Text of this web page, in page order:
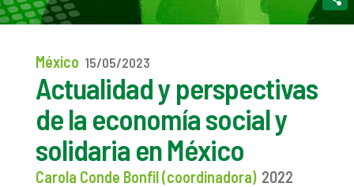
México 15/05/2023
Actualidad y perspectivas
de la economía social y
solidaria en México
Carola Conde Bonfil (coordinadora) 2022